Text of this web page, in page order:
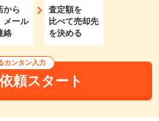
から
メール
絡
査定額を
比べて売却先
を決める
カンタン入力
頼スタート